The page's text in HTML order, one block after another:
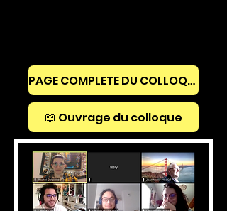
PAGE COMPLETE DU COLLOQUE
📖 Ouvrage du colloque